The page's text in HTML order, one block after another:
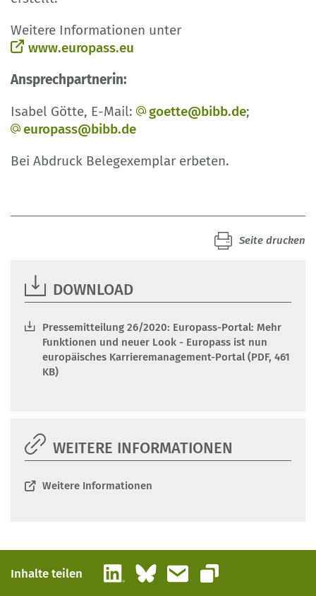
Weitere Informationen unter
www.europass.eu
Ansprechpartnerin:
Isabel Götte, E-Mail:
goette@bibb.de;
europass@bibb.de
Bei Abdruck Belegexemplar erbeten.
Seite drucken
DOWNLOAD
Pressemitteilung 26/2020: Europass-Portal: Mehr
Funktionen und neuer Look - Europass ist nun
europäisches Karrieremanagement-Portal (PDF, 461
KB)
WEITERE INFORMATIONEN
Weitere Informationen
Inhalte teilen LinkedInBlueskyE-Mail
Link kopieren